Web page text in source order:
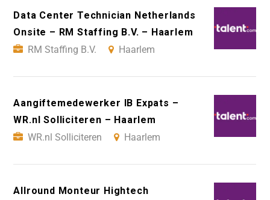
Data Center Technician Netherlands
Onsite – RM Staffing B.V. – Haarlem
RM Staffing B.V.
Haarlem
Aangiftemedewerker IB Expats –
WR.nl Solliciteren – Haarlem
WR.nl Solliciteren
Haarlem
Allround Monteur Hightech